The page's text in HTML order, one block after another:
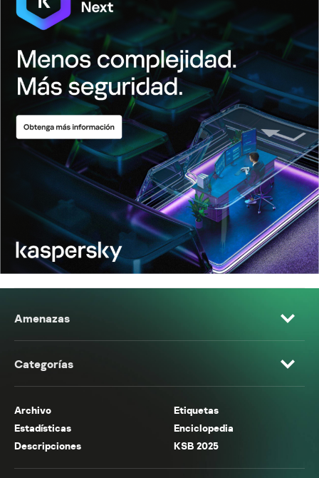
Amenazas
Categorías
Archivo
Etiquetas
Estadísticas
Enciclopedia
Descripciones
KSB 2025